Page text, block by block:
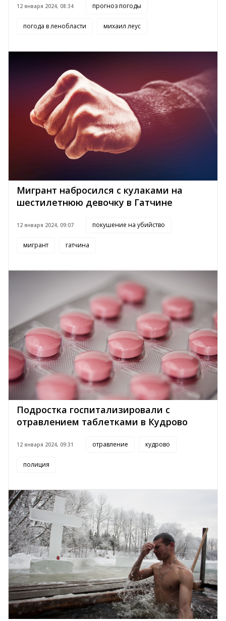
12 января 2024, 08:34 прогноз погоды
погода в ленобласти михаил леус
Мигрант набросился с кулаками на
шестилетнюю девочку в Гатчине
12 января 2024, 09:07 покушение на убийство
мигрант гатчина
Подростка госпитализировали с
отравлением таблетками в Кудрово
12 января 2024, 09:31 отравление кудрово
полиция